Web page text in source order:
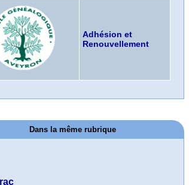
Adhésion et
Renouvellement
Dans la même rubrique